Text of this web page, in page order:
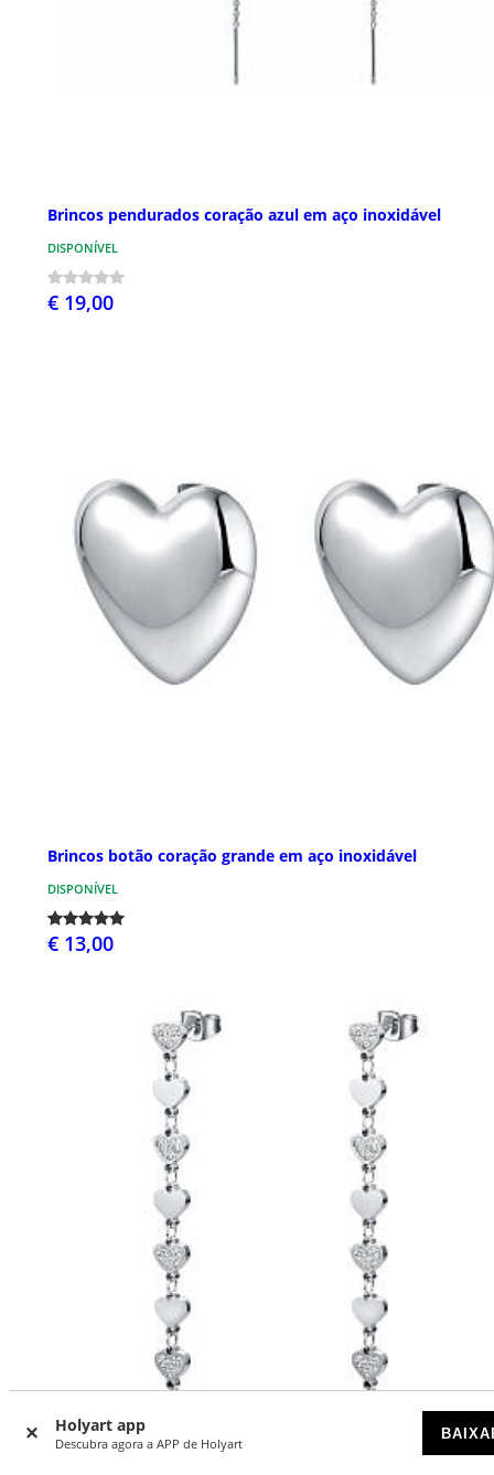
Holyart app
Descubra agora a APP de Holyart
Brincos pendurados coração azul em aço inoxidável
DISPONÍVEL
€ 19,00
Brincos botão coração grande em aço inoxidável
DISPONÍVEL
€ 13,00